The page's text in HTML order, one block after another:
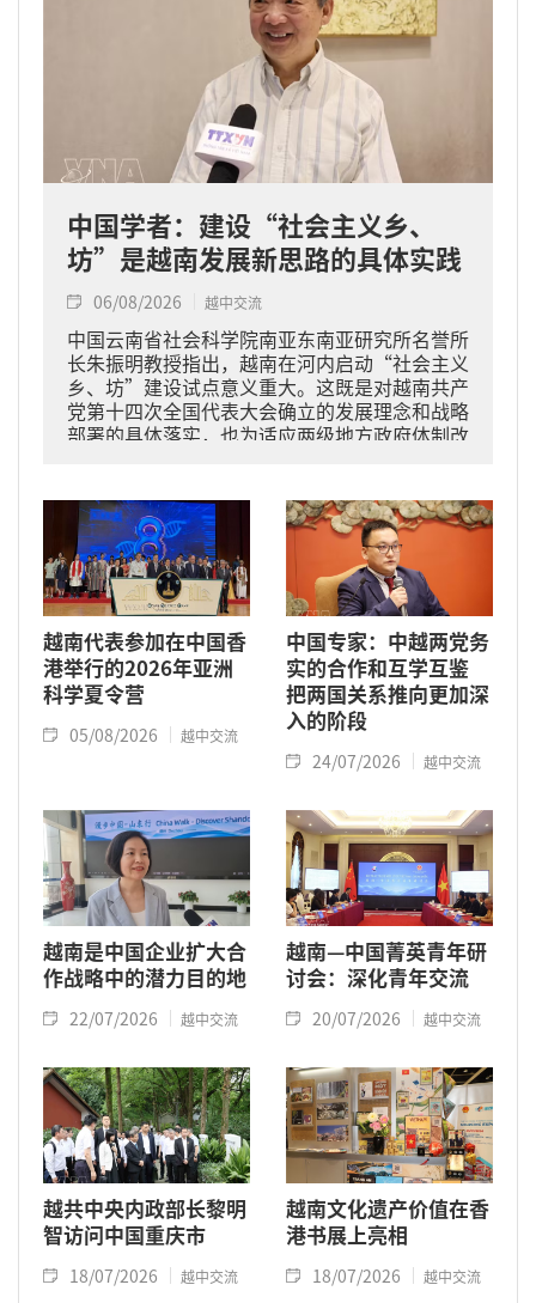
中国学者：建设“社会主义乡、
坊”是越南发展新思路的具体实践
06/08/2026 越中交流
中国云南省社会科学院南亚东南亚研究所名誉所
长朱振明教授指出，越南在河内启动“社会主义
乡、坊”建设试点意义重大。这既是对越南共产
党第十四次全国代表大会确立的发展理念和战略
部署的具体落实，也为适应两级地方政府体制改
越南代表参加在中国香
港举行的2026年亚洲
科学夏令营
05/08/2026 越中交流
中国专家：中越两党务
实的合作和互学互鉴
把两国关系推向更加深
入的阶段
24/07/2026 越中交流
越南是中国企业扩大合
作战略中的潜力目的地
22/07/2026 越中交流
越南—中国菁英青年研
讨会：深化青年交流
20/07/2026 越中交流
越共中央内政部长黎明
智访问中国重庆市
18/07/2026 越中交流
越南文化遗产价值在香
港书展上亮相
18/07/2026 越中交流